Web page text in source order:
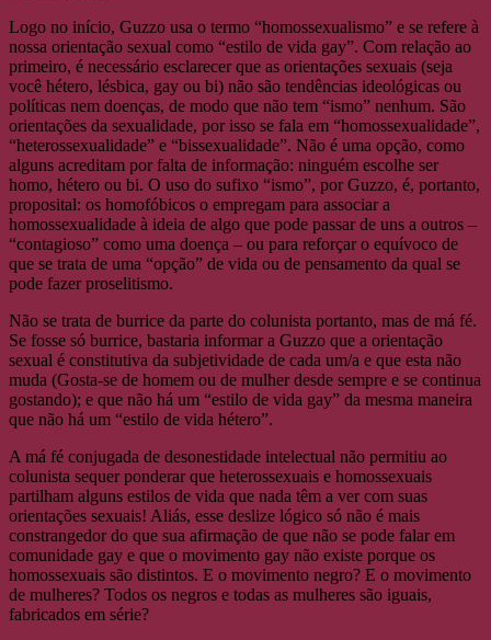
Logo no início, Guzzo usa o termo “homossexualismo” e se refere à
nossa orientação sexual como “estilo de vida gay”. Com relação ao
primeiro, é necessário esclarecer que as orientações sexuais (seja
você hétero, lésbica, gay ou bi) não são tendências ideológicas ou
políticas nem doenças, de modo que não tem “ismo” nenhum. São
orientações da sexualidade, por isso se fala em “homossexualidade”,
“heterossexualidade” e “bissexualidade”. Não é uma opção, como
alguns acreditam por falta de informação: ninguém escolhe ser
homo, hétero ou bi. O uso do sufixo “ismo”, por Guzzo, é, portanto,
proposital: os homofóbicos o empregam para associar a
homossexualidade à ideia de algo que pode passar de uns a outros –
“contagioso” como uma doença – ou para reforçar o equívoco de
que se trata de uma “opção” de vida ou de pensamento da qual se
pode fazer proselitismo.
Não se trata de burrice da parte do colunista portanto, mas de má fé.
Se fosse só burrice, bastaria informar a Guzzo que a orientação
sexual é constitutiva da subjetividade de cada um/a e que esta não
muda (Gosta-se de homem ou de mulher desde sempre e se continua
gostando); e que não há um “estilo de vida gay” da mesma maneira
que não há um “estilo de vida hétero”.
A má fé conjugada de desonestidade intelectual não permitiu ao
colunista sequer ponderar que heterossexuais e homossexuais
partilham alguns estilos de vida que nada têm a ver com suas
orientações sexuais! Aliás, esse deslize lógico só não é mais
constrangedor do que sua afirmação de que não se pode falar em
comunidade gay e que o movimento gay não existe porque os
homossexuais são distintos. E o movimento negro? E o movimento
de mulheres? Todos os negros e todas as mulheres são iguais,
fabricados em série?